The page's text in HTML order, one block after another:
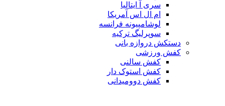
سری آ ایتالیا
ام ال اس آمریکا
لوشامپیونه فرانسه
سوپرلیگ ترکیه
دستکش دروازه بانی
کفش ورزشی
کفش سالنی
کفش استوک دار
کفش دوومیدانی